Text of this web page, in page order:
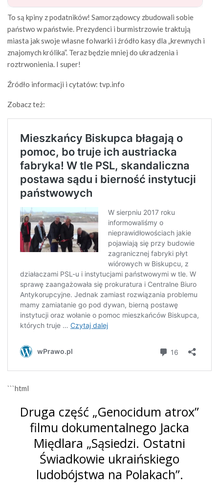
To są kpiny z podatników! Samorządowcy zbudowali sobie
państwo w państwie. Prezydenci i burmistrzowie traktują
miasta jak swoje własne folwarki i źródło kasy dla „krewnych i
znajomych królika”. Teraz będzie mniej do ukradzenia i
roztrwonienia. I super!
Źródło informacji i cytatów: tvp.info
Zobacz też:
```html
Druga część „Genocidum atrox”
filmu dokumentalnego Jacka
Międlara „Sąsiedzi. Ostatni
Świadkowie ukraińskiego
ludobójstwa na Polakach”.